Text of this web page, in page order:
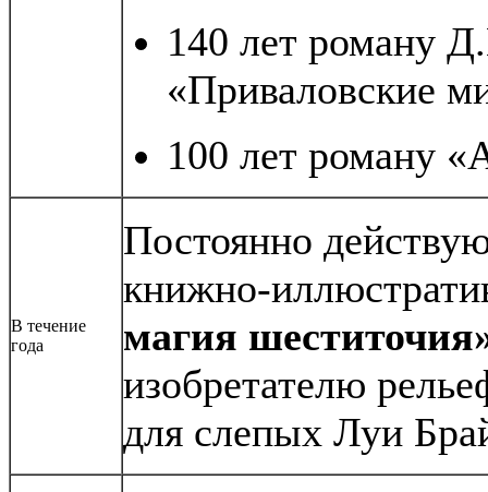
140 лет роману
«Приваловские
100 лет роману
В течение
года
Постоянно
книжно-
магия
изобретателю
для слепых Луи